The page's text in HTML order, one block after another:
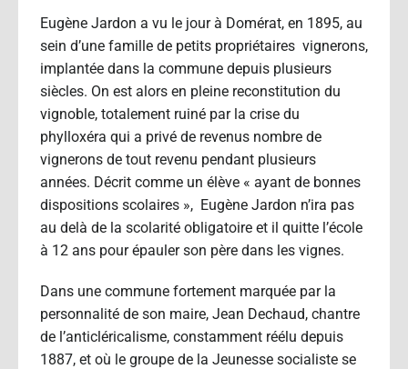
Eugène Jardon a vu le jour à Domérat, en 1895, au
sein d’une famille de petits propriétaires vignerons,
implantée dans la commune depuis plusieurs
siècles. On est alors en pleine reconstitution du
vignoble, totalement ruiné par la crise du
phylloxéra qui a privé de revenus nombre de
vignerons de tout revenu pendant plusieurs
années. Décrit comme un élève « ayant de bonnes
dispositions scolaires », Eugène Jardon n’ira pas
au delà de la scolarité obligatoire et il quitte l’école
à 12 ans pour épauler son père dans les vignes.
Dans une commune fortement marquée par la
personnalité de son maire, Jean Dechaud, chantre
de l’anticléricalisme, constamment réélu depuis
1887, et où le groupe de la Jeunesse socialiste se